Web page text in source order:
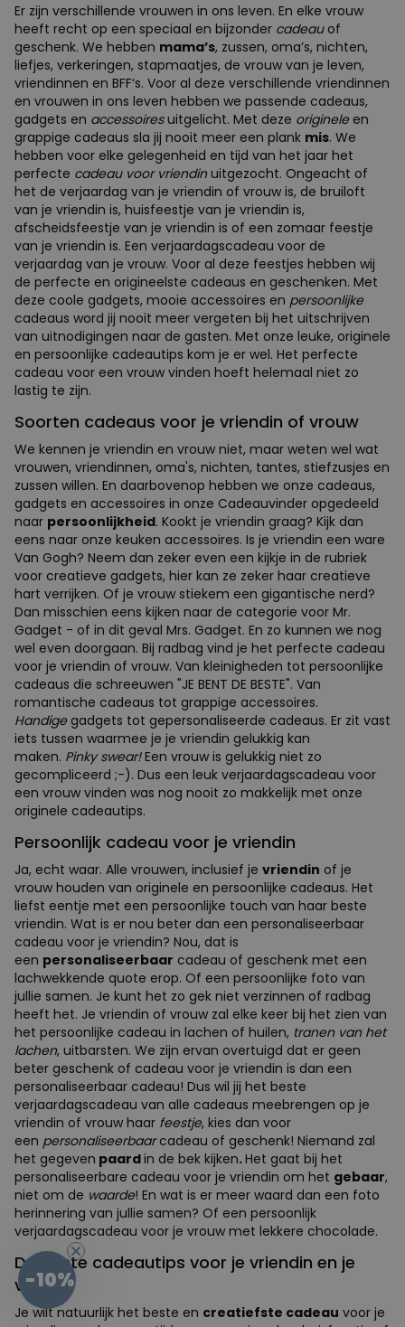
Er zijn verschillende vrouwen in ons leven. En elke vrouw
heeft recht op een speciaal en bijzonder cadeauof
geschenk. We hebben mama’s, zussen, oma’s, nichten,
liefjes, verkeringen, stapmaatjes, de vrouw van je leven,
vriendinnen en BFF‘s. Voor al deze verschillende vriendinnen
en vrouwen in ons leven hebben we passende cadeaus,
gadgets en accessoiresuitgelicht. Met deze origineleen
grappige cadeaus sla jij nooit meer een plank mis. We
hebben voor elke gelegenheid en tijd van het jaar het
perfecte cadeau voor vriendinuitgezocht. Ongeacht of
het de verjaardag van je vriendin of vrouw is, de bruiloft
van je vriendin is, huisfeestje van je vriendin is,
afscheidsfeestje van je vriendin is of een zomaar feestje
van je vriendin is. Een verjaardagscadeau voor de
verjaardag van je vrouw. Voor al deze feestjes hebben wij
de perfecte en origineelste cadeaus en geschenken. Met
deze coole gadgets, mooie accessoires en persoonlijke
cadeaus word jij nooit meer vergeten bij het uitschrijven
van uitnodigingen naar de gasten. Met onze leuke, originele
en persoonlijke cadeautips kom je er wel. Het perfecte
cadeau voor een vrouw vinden hoeft helemaal niet zo
lastig te zijn.
Soorten cadeaus voor je vriendin of vrouw
We kennen je vriendin en vrouw niet, maar weten wel wat
vrouwen, vriendinnen, oma's, nichten, tantes, stiefzusjes en
zussen willen. En daarbovenop hebben we onze cadeaus,
gadgets en accessoires in onze Cadeauvinder opgedeeld
naar persoonlijkheid. Kookt je vriendin graag? Kijk dan
eens naar onze keuken accessoires. Is je vriendin een ware
Van Gogh? Neem dan zeker even een kijkje in de rubriek
voor creatieve gadgets, hier kan ze zeker haar creatieve
hart verrijken. Of je vrouw stiekem een gigantische nerd?
Dan misschien eens kijken naar de categorie voor Mr.
Gadget - of in dit geval Mrs. Gadget. En zo kunnen we nog
wel even doorgaan. Bij radbag vind je het perfecte cadeau
voor je vriendin of vrouw. Van kleinigheden tot persoonlijke
cadeaus die schreeuwen "JE BENT DE BESTE". Van
romantische cadeaus tot grappige accessoires.
Handigegadgets tot gepersonaliseerde cadeaus. Er zit vast
iets tussen waarmee je je vriendin gelukkig kan
maken. Pinky swear!Een vrouw is gelukkig niet zo
gecompliceerd ;-). Dus een leuk verjaardagscadeau voor
een vrouw vinden was nog nooit zo makkelijk met onze
originele cadeautips.
Persoonlijk cadeau voor je vriendin
Ja, echt waar. Alle vrouwen, inclusief je vriendin of je
vrouw houden van originele en persoonlijke cadeaus. Het
liefst eentje met een persoonlijke touch van haar beste
vriendin. Wat is er nou beter dan een personaliseerbaar
cadeau voor je vriendin? Nou, dat is
een personaliseerbaar cadeau of geschenk met een
lachwekkende quote erop. Of een persoonlijke foto van
jullie samen. Je kunt het zo gek niet verzinnen of radbag
heeft het. Je vriendin of vrouw zal elke keer bij het zien van
het persoonlijke cadeau in lachen of huilen, tranen van het
lachen, uitbarsten. We zijn ervan overtuigd dat er geen
beter geschenk of cadeau voor je vriendin is dan een
personaliseerbaar cadeau! Dus wil jij het beste
verjaardagscadeau van alle cadeaus meebrengen op je
vriendin of vrouw haar feestje, kies dan voor
een personaliseerbaarcadeau of geschenk! Niemand zal
het gegeven paardin de bek kijken.Het gaat bij het
personaliseerbare cadeau voor je vriendin om het gebaar,
niet om de waarde! En wat is er meer waard dan een foto
herinnering van jullie samen? Of een persoonlijk
verjaardagscadeau voor je vrouw met lekkere chocolade.
De beste cadeautips voor je vriendin en je
vrouw
Je wilt natuurlijk het beste en creatiefste cadeau voor je
-10%